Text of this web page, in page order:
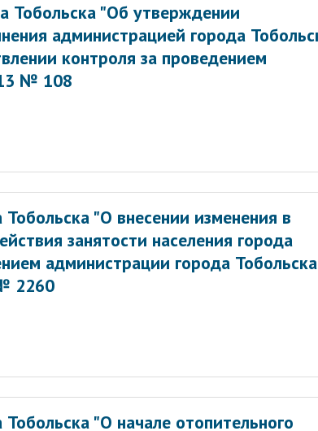
Тобольска "Об утверждении
администрацией города
контроля за проведением
№ 108
"О внесении изменения в
занятости населения города
администрации города Тобольска
2260
"О начале отопительного